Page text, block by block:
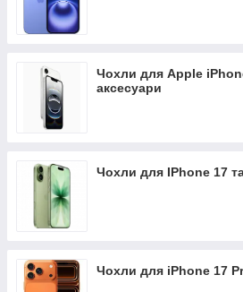
Чохли для Apple
аксесуари
Чохли для IPhone 17
Чохли для iPhone 17